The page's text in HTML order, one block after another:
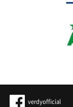
verdyofficial